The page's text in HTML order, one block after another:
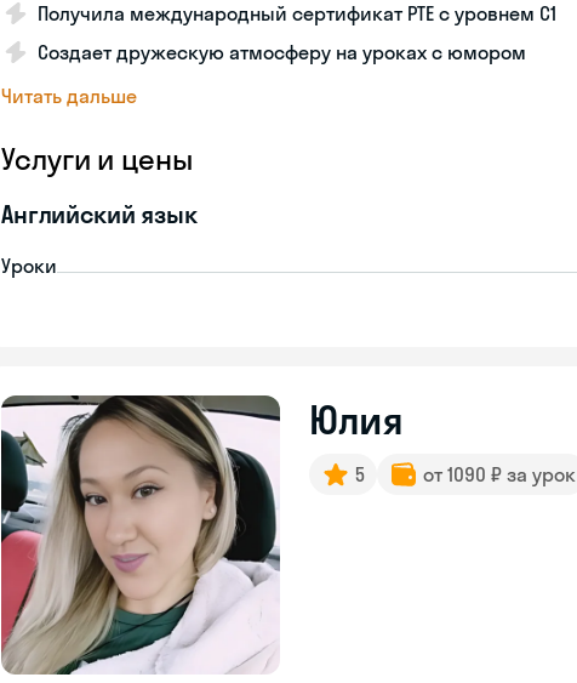
Получила международный сертификат PTE с уровнем C1
Создает дружескую атмосферу на уроках с юмором
Читать дальше
Услуги и цены
Английский язык
Уроки
Юлия
5 от 1090 ₽ за урок